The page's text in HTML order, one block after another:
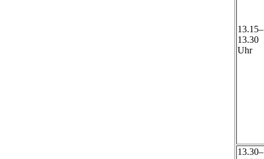
13.15–
13.30
Uhr
13.30–